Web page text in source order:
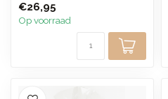
€26,95
Op voorraad